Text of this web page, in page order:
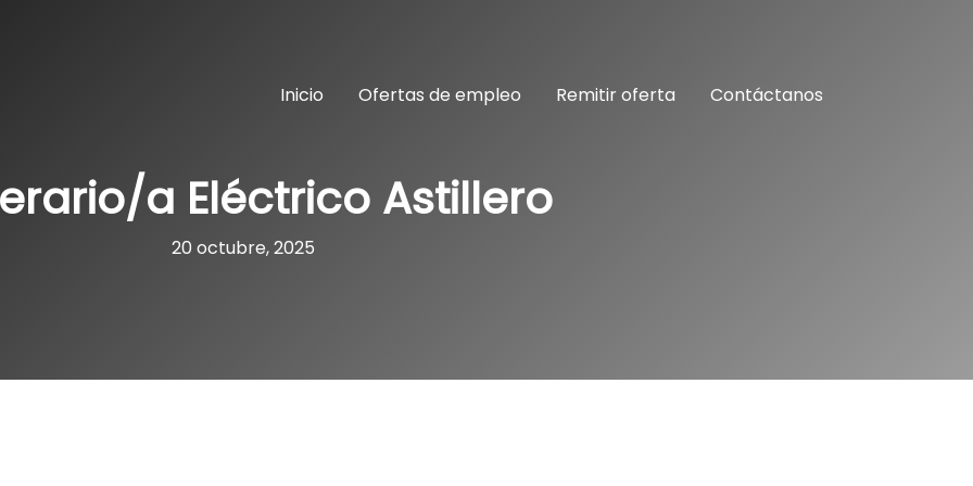
Inicio
Ofertas de empleo Remitir oferta Contáctanos
a Eléctrico Astillero
20 octubre, 2025